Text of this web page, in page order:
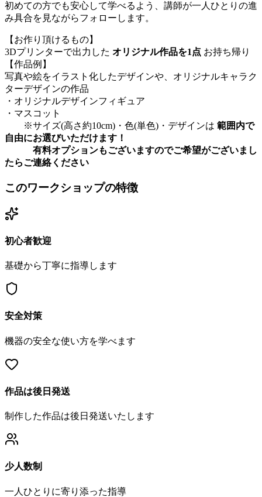
初めての方でも安心して学べるよう、講師が一人ひとりの進
み具合を見ながらフォローします。
【お作り頂けるもの】
3Dプリンターで出力した オリジナル作品を1点 お持ち帰り
【作品例】
写真や絵をイラスト化したデザインや、オリジナルキャラク
ターデザインの作品
・オリジナルデザインフィギュア
・マスコット
※サイズ(高さ約10cm)・色(単色)・デザインは 範囲内で
自由にお選びいただけます！
有料オプションもございますのでご希望がございまし
たらご連絡ください
このワークショップの特徴
初心者歓迎
基礎から丁寧に指導します
安全対策
機器の安全な使い方を学べます
作品は後日発送
制作した作品は後日発送いたします
少人数制
一人ひとりに寄り添った指導